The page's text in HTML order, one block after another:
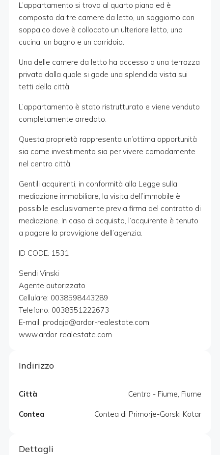
L’appartamento si trova al quarto piano ed è
composto da tre camere da letto, un soggiorno con
soppalco dove è collocato un ulteriore letto, una
cucina, un bagno e un corridoio.
Una delle camere da letto ha accesso a una terrazza
privata dalla quale si gode una splendida vista sui
tetti della città.
L’appartamento è stato ristrutturato e viene venduto
completamente arredato.
Questa proprietà rappresenta un’ottima opportunità
sia come investimento sia per vivere comodamente
nel centro città.
Gentili acquirenti, in conformità alla Legge sulla
mediazione immobiliare, la visita dell’immobile è
possibile esclusivamente previa firma del contratto di
mediazione. In caso di acquisto, l’acquirente è tenuto
a pagare la provvigione dell’agenzia.
ID CODE: 1531
Sendi Vinski
Agente autorizzato
Cellulare: 0038598443289
Telefono: 0038551222673
E-mail: prodaja@ardor-realestate.com
www.ardor-realestate.com
Indirizzo
Città Centro - Fiume, Fiume
Contea Contea di Primorje-Gorski Kotar
Dettagli